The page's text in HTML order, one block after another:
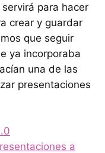
para hacer
crear y guardar
que seguir
ya incorporaba
una de las
presentaciones
a